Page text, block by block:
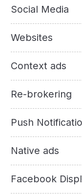
Social Media
Websites
Context ads
Re-brokering
Push
Native ads
Facebook